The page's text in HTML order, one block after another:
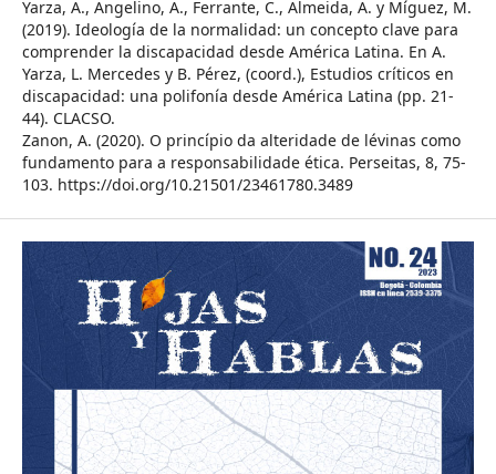
Yarza, A., Angelino, A., Ferrante, C., Almeida, A. y Míguez, M.
(2019). Ideología de la normalidad: un concepto clave para
comprender la discapacidad desde América Latina. En A.
Yarza, L. Mercedes y B. Pérez, (coord.), Estudios críticos en
discapacidad: una polifonía desde América Latina (pp. 21-
44). CLACSO.
Zanon, A. (2020). O princípio da alteridade de lévinas como
fundamento para a responsabilidade ética. Perseitas, 8, 75-
103. https://doi.org/10.21501/23461780.3489